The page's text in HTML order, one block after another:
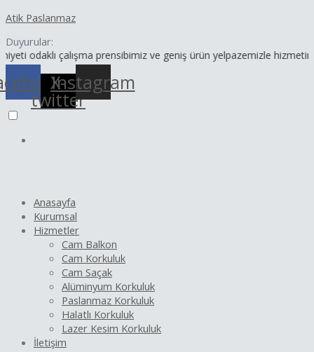
atla
Atik Paslanmaz
Duyurular:
çalışma prensibimiz ve geniş ürün yelpazemizle hizmetinizdeyiz.
X-
twitter
Instagram
Anasayfa
Kurumsal
Hizmetler
Cam Balkon
Cam Korkuluk
Cam Saçak
Alüminyum Korkuluk
Paslanmaz Korkuluk
Halatlı Korkuluk
Lazer Kesim Korkuluk
İletişim
dolaşımı